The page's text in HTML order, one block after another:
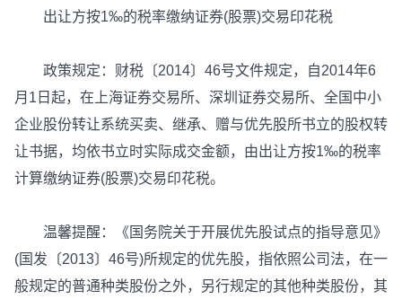
出让方按1‰的税率缴纳证券(股票)交易印花税
政策规定：财税〔2014〕46号文件规定，自2014年6
月1日起，在上海证券交易所、深圳证券交易所、全国中小
企业股份转让系统买卖、继承、赠与优先股所书立的股权转
让书据，均依书立时实际成交金额，由出让方按1‰的税率
计算缴纳证券(股票)交易印花税。
温馨提醒：《国务院关于开展优先股试点的指导意见》
(国发〔2013〕46号)所规定的优先股，指依照公司法，在一
般规定的普通种类股份之外，另行规定的其他种类股份，其